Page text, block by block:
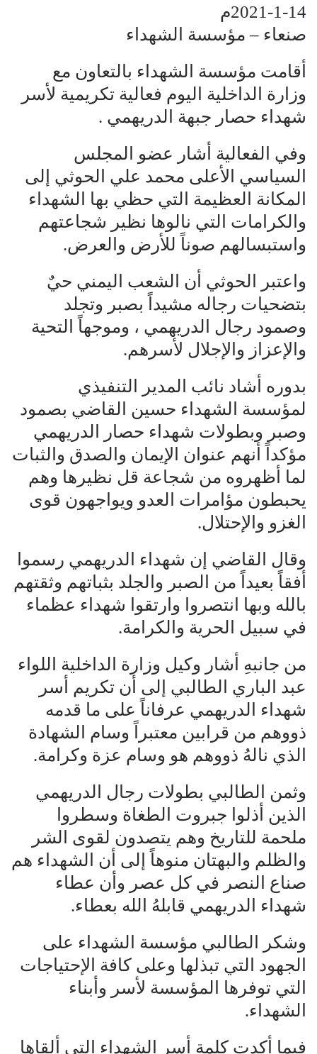
2021-1-14م
صنعاء – مؤسسة الشهداء
أقامت مؤسسة الشهداء بالتعاون مع
وزارة الداخلية اليوم فعالية تكريمية لأسر
شهداء حصار جبهة الدريهمي .
وفي الفعالية أشار عضو المجلس
السياسي الأعلى محمد علي الحوثي إلى
المكانة العظيمة التي حظي بها الشهداء
والكرامات التي نالوها نظير شجاعتهم
واستبسالهم صوناً للأرض والعرض.
واعتبر الحوثي أن الشعب اليمني حيٌ
بتضحيات رجاله مشيداً بصبر وتجلد
وصمود رجال الدريهمي ، وموجهاً التحية
والإعزاز والإجلال لأسرهم.
بدوره أشاد نائب المدير التنفيذي
لمؤسسة الشهداء حسين القاضي بصمود
وصبر وبطولات شهداء حصار الدريهمي
مؤكداً أنهم عنوان الإيمان والصدق والثبات
لما أظهروه من شجاعة قل نظيرها وهم
يحبطون مؤامرات العدو ويواجهون قوى
الغزو والإحتلال.
وقال القاضي إن شهداء الدريهمي رسموا
أفقاً بعيداً من الصبر والجلد بثباتهم وثقتهم
بالله وبها انتصروا وارتقوا شهداء عظماء
في سبيل الحرية والكرامة.
من جانبهِ أشار وكيل وزارة الداخلية اللواء
عبد الباري الطالبي إلى أن تكريم أسر
شهداء الدريهمي عرفاناً على ما قدمه
ذووهم من قرابين معتبراً وسام الشهادة
الذي نالهُ ذووهم هو وسام عزة وكرامة.
وثمن الطالبي بطولات رجال الدريهمي
الذين أذلوا جبروت الطغاة وسطروا
ملحمة للتاريخ وهم يتصدون لقوى الشر
والظلم والبهتان منوهاً إلى أن الشهداء هم
صناع النصر في كل عصر وأن عطاء
شهداء الدريهمي قابلهُ الله بعطاء.
وشكر الطالبي مؤسسة الشهداء على
الجهود التي تبذلها وعلى كافة الإحتياجات
التي توفرها المؤسسة لأسر وأبناء
الشهداء.
فيما أكدت كلمة أسر الشهداء التي ألقاها